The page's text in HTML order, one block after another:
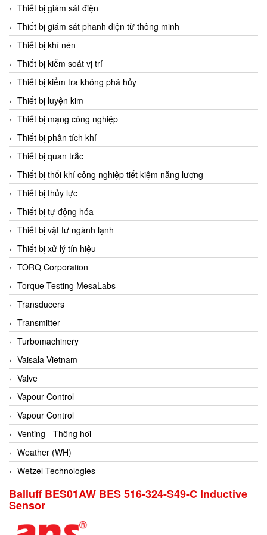
Chromalox
ChuanYi
CIC
Clage
Clake Fololo
Clark Cooper
CMC Ventilazione
Coax Valves Inc
Codel
Cofimco
Coltraco
Comat Releco
Comax
COMETECH VietNam
COMFILE Technology
Conch
Conductix/ WAMPFLER
Contrec
Contrinex
Control Solution Minesota
Copeland
Cortem
Cosa Xentaur
Cosil
Coulton
Crouzet
Crowcon
Crutec Dust Zero Vietnam
Crydom
Thiết bị giám sát điện
Thiết bị giám sát phanh điện từ thông minh
Thiết bị khí nén
Thiết bị kiểm soát vị trí
Thiết bị kiểm tra không phá hủy
Thiết bị luyện kim
Thiết bị mạng công nghiệp
Thiết bị phân tích khí
Thiết bị quan trắc
Thiết bị thổi khí công nghiệp tiết kiệm năng lượng
Thiết bị thủy lực
Thiết bị tự động hóa
Thiết bị vật tư ngành lạnh
Thiết bị xử lý tín hiệu
TORQ Corporation
Torque Testing MesaLabs
Transducers
Transmitter
Turbomachinery
Vaisala Vietnam
Valve
Vapour Control
Vapour Control
Venting - Thông hơi
Weather (WH)
Wetzel Technologies
Balluff BES01AW BES 516-324-S49-C Inductive
Sensor